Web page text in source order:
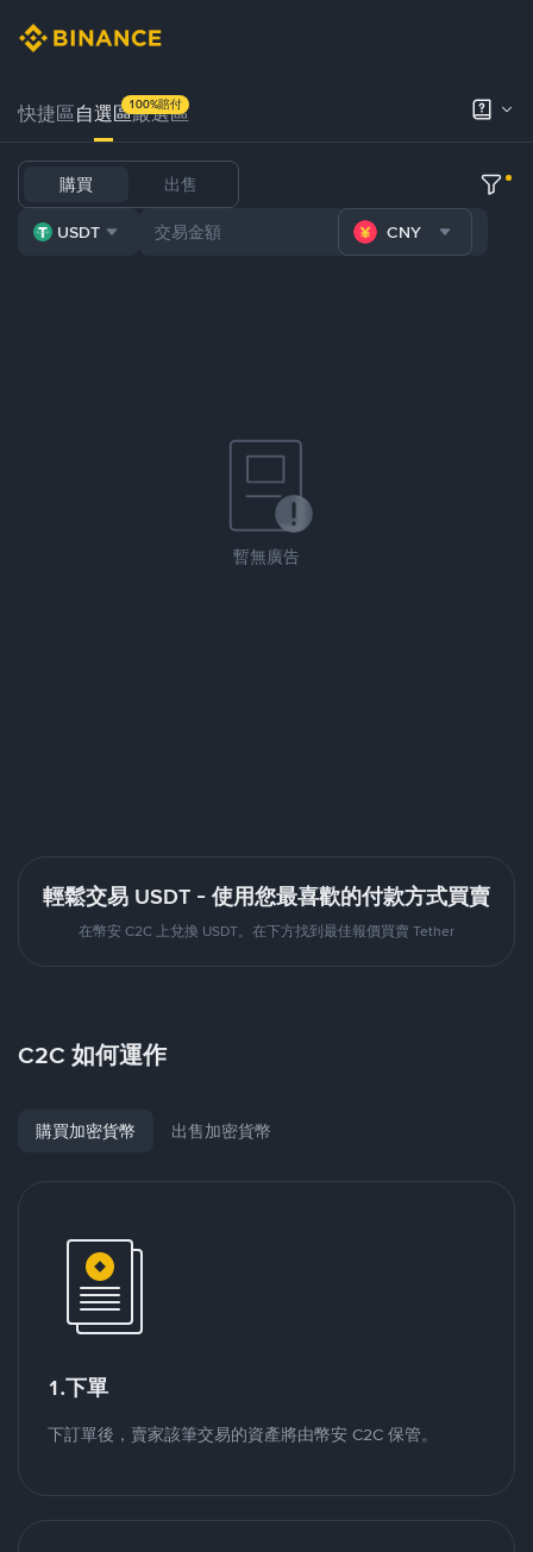
快捷區自選區嚴選區
100%賠付
購買 出售
USDT CNY
暫無廣告
輕鬆交易 USDT - 使用您最喜歡的付款方式買賣
在幣安 C2C 上兌換 USDT。在下方找到最佳報價買賣 Tether
C2C 如何運作
購買加密貨幣 出售加密貨幣
1.下單
下訂單後，賣家該筆交易的資產將由幣安 C2C 保管。